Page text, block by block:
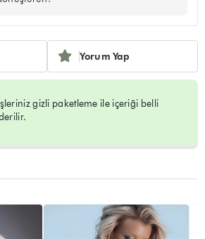
Yorum Yap
gizli paketleme ile içeriği belli